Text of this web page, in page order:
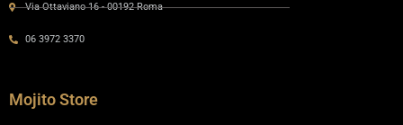
Via Ottaviano 16 - 00192 Roma
06 3972 3370
Mojito Store